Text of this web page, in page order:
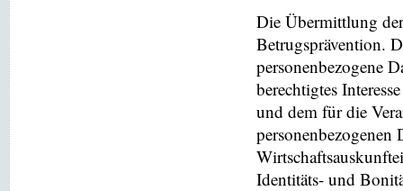
Die Übermittlung
Betrugsprävention.
personenbezogene
berechtigtes
und dem für die
personenbezogenen
Identitäts- und